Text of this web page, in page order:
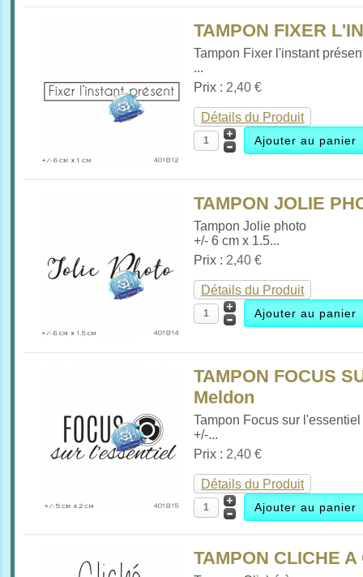
TAMPON FIXER
Tampon Fixer l'instant
...
Prix : 2,40 €
Détails du Produit
TAMPON JOLIE
Tampon Jolie photo
+/- 6 cm x 1.5...
Prix : 2,40 €
Détails du Produit
TAMPON FOCUS
Meldon
Tampon Focus sur l'essentiel
+/-...
Prix : 2,40 €
Détails du Produit
TAMPON CLICHE